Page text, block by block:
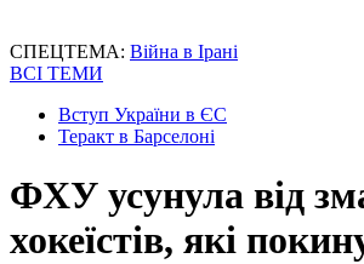
СПЕЦТЕМА: Війна в Ірані
ВСІ ТЕМИ
Вступ України в ЄС
Теракт в Барселоні
ФХУ усунула від
хокеїстів, які